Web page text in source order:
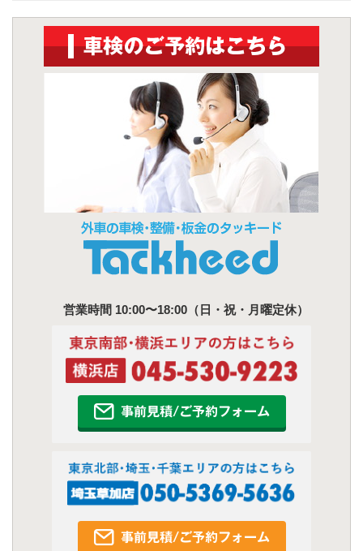
営業時間 10:00〜18:00（日・祝・月曜定休）